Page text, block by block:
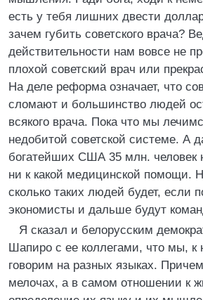
есть у тебя лишних двести
зачем губить советского врача?
действительности нам вовсе не
плохой советский врач или
На деле реформа означает, что
сломают и большинство людей
всякого врача. Пока что мы
недобитой советской системе. А
богатейших США 35 млн. человек
ни к какой медицинской помощи.
сколько таких людей будет, если
экономисты и дальше будут
Я сказал и белорусским
Шапиро с ее коллегами, что мы, к
говорим на разных языках.
мелочах, а в самом отношении к